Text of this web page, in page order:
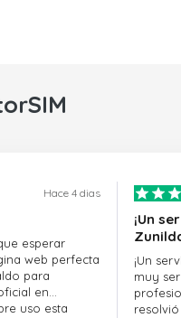
Hace 4 dias
esperar
web perfecta
para
en
uso esta
¡Un
¡Un
muy